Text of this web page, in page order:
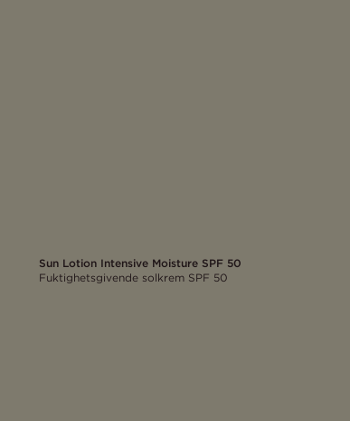
Sun Lotion Intensive Moisture SPF 50
Fuktighetsgivende solkrem SPF 50